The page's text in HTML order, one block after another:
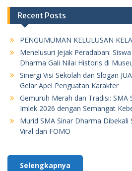
Recent Posts
PENGUMUMAN KELULUSAN
Menelusuri Jejak Peradaban:
Dharma Gali Nilai Historis di
Sinergi Visi Sekolah dan Slogan
Gelar Apel Penguatan Karakter
Gemuruh Merah dan Tradisi: SMA
Imlek 2026 dengan Semangat
Murid SMA Sinar Dharma Dibekali
Viral dan FOMO
Selengkapnya